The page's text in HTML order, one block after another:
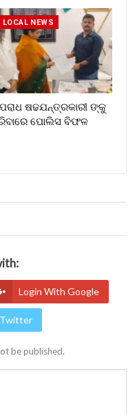
LOCAL NEWS
ଷଢଯନ୍ତ୍ରକାରୀ ଙ୍କୁ
ପୋଲିସ ବିଫଳ
Login With Google
be published.